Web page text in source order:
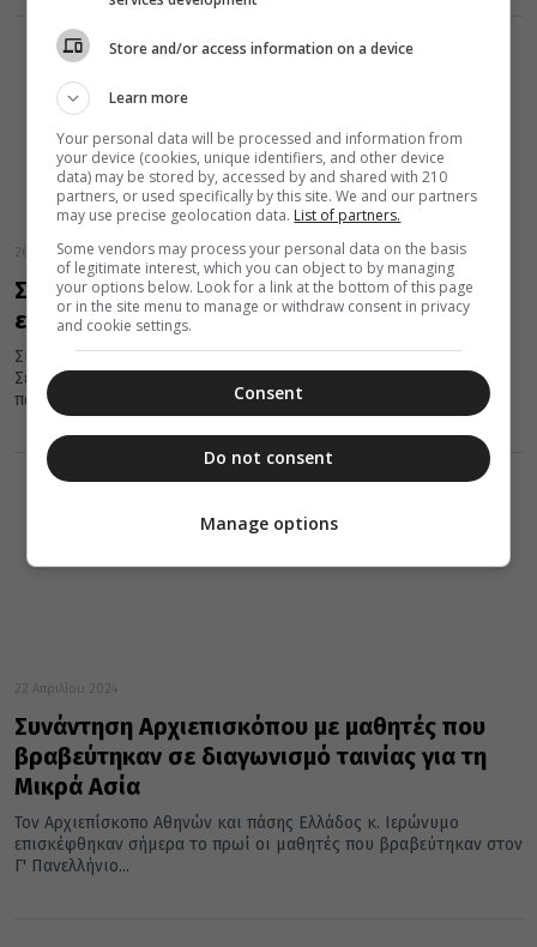
26 Μαΐου 2024
Στο πλευρό των μαθητών που δίνουν
εξετάσεις η Μητρόπολη Χαλκίδος
Σύσσωμη η Μητρόπολη Χαλκίδος, με προεξάρχοντα τον
Σεβασμιώτατο κ. Χρυσόστομο προσευχήθηκε ιδιαιτέρως για τα
παιδιά, που πρόκειται να διαγωνισθούν...
22 Απριλίου 2024
Συνάντηση Αρχιεπισκόπου με μαθητές που
βραβεύτηκαν σε διαγωνισμό ταινίας για τη
Μικρά Ασία
Τον Αρχιεπίσκοπο Αθηνών και πάσης Ελλάδος κ. Ιερώνυμο
επισκέφθηκαν σήμερα το πρωί οι μαθητές που βραβεύτηκαν στον
Γ' Πανελλήνιο...
Store and/or access information on a device
Learn more
Your personal data will be processed and information from
your device (cookies, unique identifiers, and other device
data) may be stored by, accessed by and shared with 210
partners, or used specifically by this site. We and our partners
may use precise geolocation data. List of partners.
Some vendors may process your personal data on the basis
of legitimate interest, which you can object to by managing
your options below. Look for a link at the bottom of this page
or in the site menu to manage or withdraw consent in privacy
and cookie settings.
Consent
Do not consent
Manage options